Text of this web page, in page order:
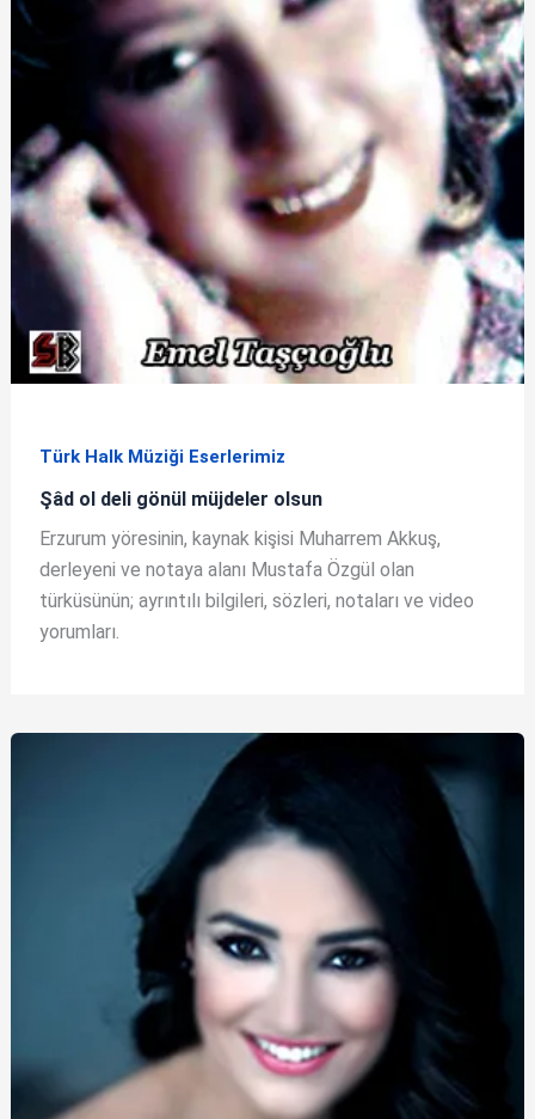
Türk Halk Müziği Eserlerimiz
Şâd ol deli gönül müjdeler olsun
Erzurum yöresinin, kaynak kişisi Muharrem Akkuş,
derleyeni ve notaya alanı Mustafa Özgül olan
türküsünün; ayrıntılı bilgileri, sözleri, notaları ve video
yorumları.